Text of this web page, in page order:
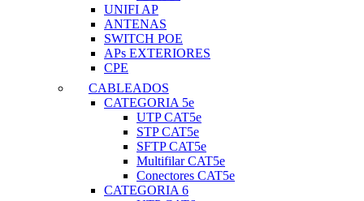
UNIFI AP
ANTENAS
SWITCH POE
APs EXTERIORES
CPE
CABLEADOS
CATEGORIA 5e
UTP CAT5e
STP CAT5e
SFTP CAT5e
Multifilar CAT5e
Conectores CAT5e
CATEGORIA 6